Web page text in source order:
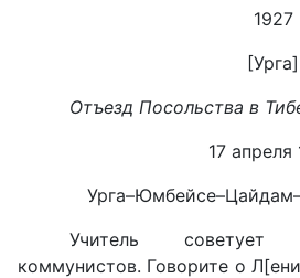
1927
[Урга]
Отъезд Посольства в
17 апреля
Учитель советует
коммунистов. Говорите о